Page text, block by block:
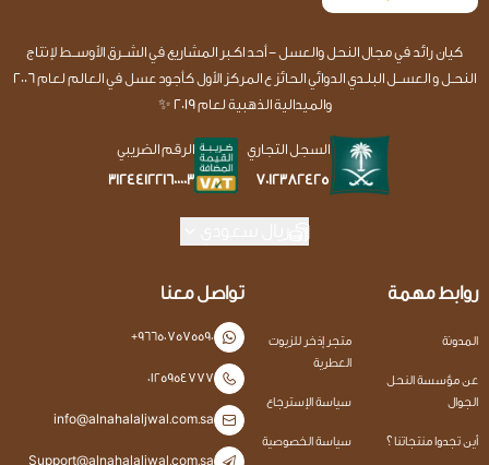
كيان رائد في مجال النحل والعسل - أحد اكـبر المشاريع في الشــرق الأوســط لإنتاج
النحـل و العســل البلـدي الدوائي الحائز ع المركز الأول كأجود عسل في العالم لعام 2006
والميدالية الذهبية لعام 2019 ✨
السجل التجاري
7012382425
الرقم الضريبي
312441221600003
روابط مهمة
المدونة
عن مؤسسة النحل
الجوال
أين تجدوا منتجاتنا ؟
متجر إذخر للزيوت
العطرية
سياسة الإسترجاع
سياسة الخصوصية
تواصل معنا
+966507575590
0125954777
info@alnahalaljwal.com.sa
Support@alnahalaljwal.com.sa